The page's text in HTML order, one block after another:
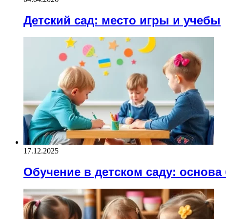
Детский сад: место игры и учебы
17.12.2025
Обучение в детском саду: основа